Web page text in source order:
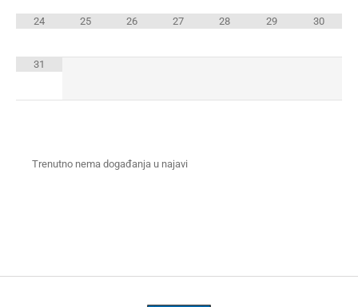
24 25 26 27 28 29 30
31
Trenutno nema događanja u najavi